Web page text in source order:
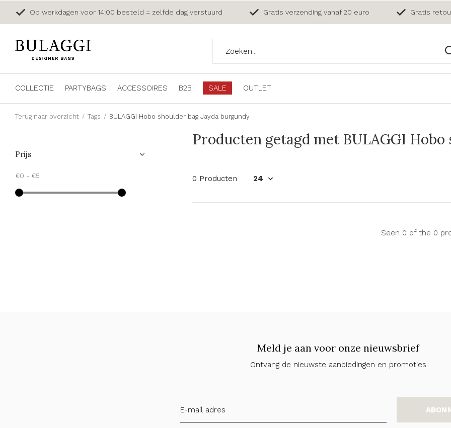
COLLECTIE PARTYBAGS ACCESSOIRES B2B SALE OUTLET
Op werkdagen voor 14:00 besteld = zelfde dag verstuurd Gratis verzending vanaf 20 euro Gratis
Terug naar overzicht Tags BULAGGI Hobo shoulder bag Jayda burgundy
Producten getagd met BULAGGI
0 Producten
Seen 0 of the 0
Prijs
€0 - €5
Meld je aan voor onze nieuwsbrief
Ontvang de nieuwste aanbiedingen en promoties